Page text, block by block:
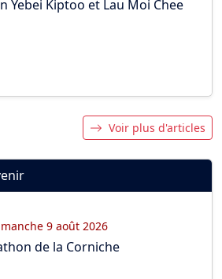
Yebei Kiptoo et Lau Moi Chee
Voir plus d'articles
9 août 2026
de la Corniche